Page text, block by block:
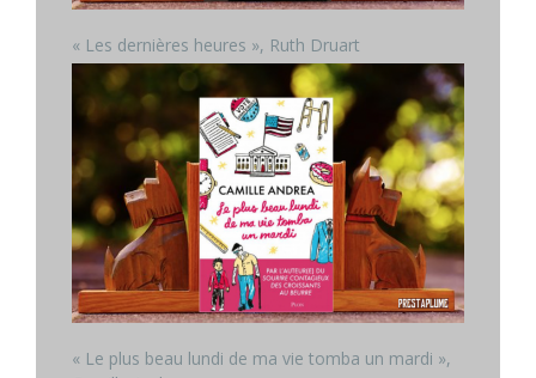
« Les dernières heures », Ruth Druart
« Le plus beau lundi de ma vie tomba un mardi »,